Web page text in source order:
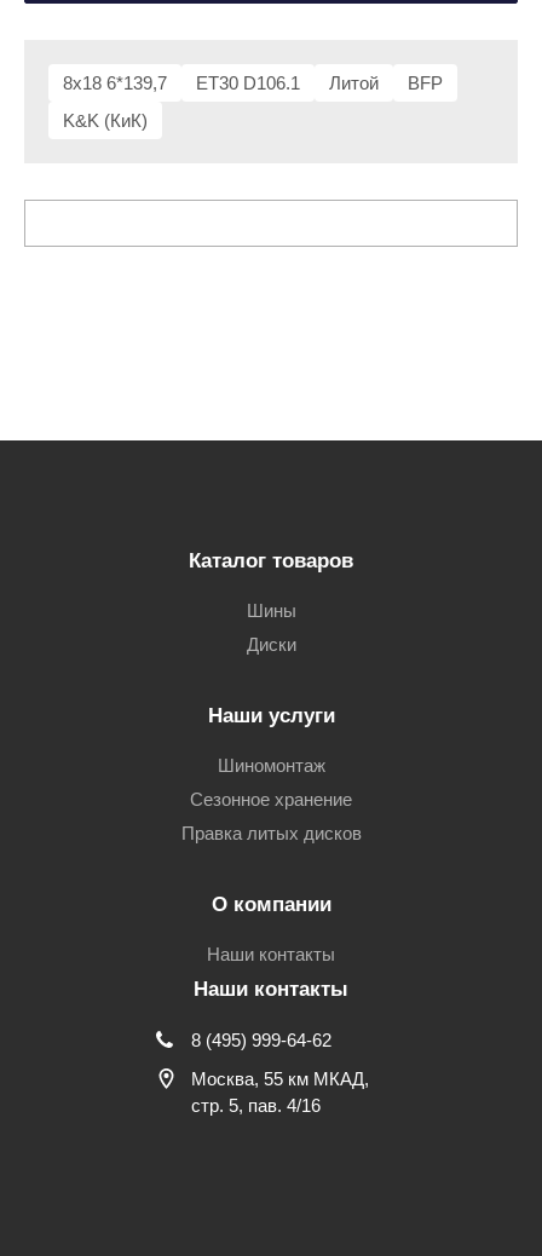
8x18 6*139,7 ET30 D106.1 Литой
BFP
K&K (КиК)
Каталог товаров
Шины
Диски
Наши услуги
Шиномонтаж
Сезонное хранение
Правка литых дисков
О компании
Наши контакты
Наши контакты
8 (495) 999-64-62
Москва, 55 км МКАД,
стр. 5, пав. 4/16